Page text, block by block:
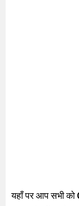
यहाँ पर आप सभी को